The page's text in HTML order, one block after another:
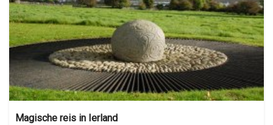
Magische reis in Ierland